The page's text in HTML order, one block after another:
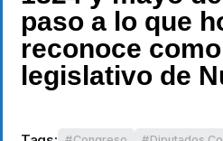
paso a lo que
reconoce
legislativo de